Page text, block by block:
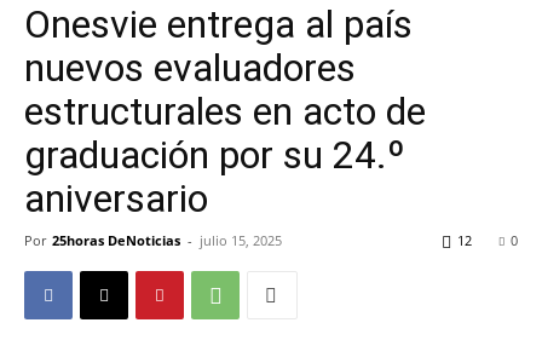
Onesvie entrega al país
nuevos evaluadores
estructurales en acto de
graduación por su 24.º
aniversario
Por 25horas DeNoticias - julio 15, 2025 0
12